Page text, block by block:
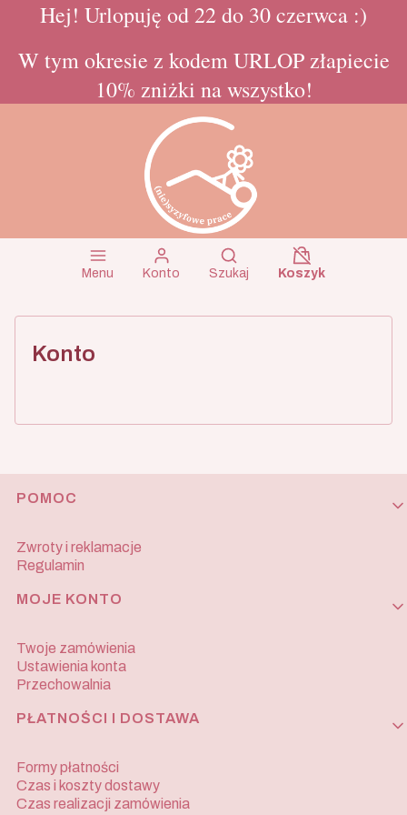
Hej! Urlopuję od 22 do 30 czerwca :)
W tym okresie z kodem URLOP złapiecie
10% zniżki na wszystko!
Menu Konto
Otwórz wyszukiwarkę
Szukaj
Koszyk
Koszyk
Konto
Linki w stopce
POMOC
Zwroty i reklamacje
Regulamin
MOJE KONTO
Twoje zamówienia
Ustawienia konta
Przechowalnia
PŁATNOŚCI I DOSTAWA
Formy płatności
Czas i koszty dostawy
Czas realizacji zamówienia